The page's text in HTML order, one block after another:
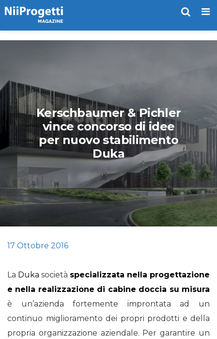
Kerschbaumer & Pichler
vince concorso di idee
per nuovo stabilimento
Duka
17 Ottobre 2016
La Duka società specializzata nella progettazione
e nella realizzazione di cabine doccia su misura
è un’azienda fortemente improntata ad un
continuo miglioramento dei propri prodotti e della
propria organizzazione aziendale. Per garantire un